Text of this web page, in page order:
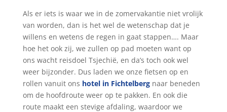
Als er iets is waar we in de zomervakantie niet vrolijk
van worden, dan is het wel de wetenschap dat je
willens en wetens de regen in gaat stappen…. Maar
hoe het ook zij, we zullen op pad moeten want op
ons wacht reisdoel Tsjechië, en da’s toch ook wel
weer bijzonder. Dus laden we onze fietsen op en
rollen vanuit ons hotel in Fichtelbergnaar beneden
om de hoofdroute weer op te pakken. En ook die
route maakt een stevige afdaling, waardoor we